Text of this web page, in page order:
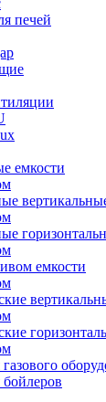
печей
емкости
емкости
бойлеров